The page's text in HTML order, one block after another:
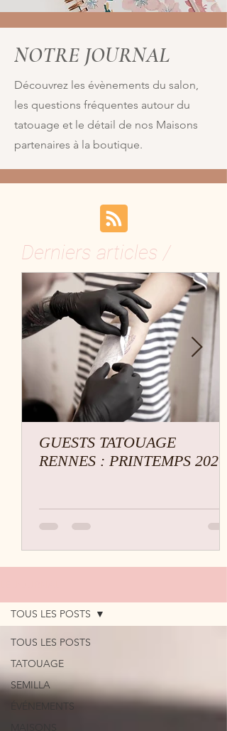
NOTRE JOURNAL
Découvrez les évènements du salon,
les questions fréquentes autour du
tatouage et le détail de nos Maisons
partenaires à la boutique.
Derniers articles /
GUESTS TATOUAGE
RENNES : PRINTEMPS 2026
TOUS LES POSTS
TATOUAGE
SEMILLA
ÉVÉNEMENTS
TOUS LES POSTS